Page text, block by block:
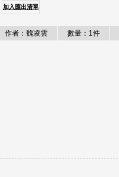
加入匯出清單
作者：魏凌雲 數量：1件